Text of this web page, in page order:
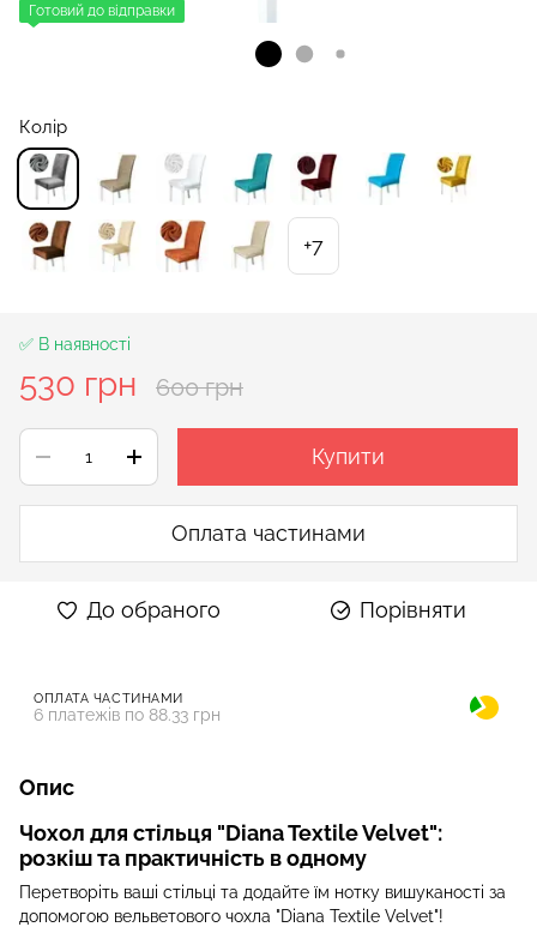
Готовий до відправки
Колір
+7
✅ В наявності
530 грн 600 грн
Купити
Оплата частинами
До обраного Порівняти
ОПЛАТА ЧАСТИНАМИ
6 платежів по 88.33 грн
Опис
Чохол для стільця "Diana Textile Velvet":
розкіш та практичність в одному
Перетворіть ваші стільці та додайте їм нотку вишуканості за
допомогою вельветового чохла "Diana Textile Velvet"!